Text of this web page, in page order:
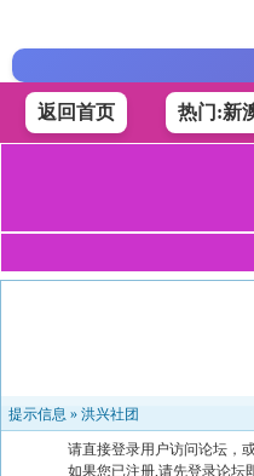
返回首页 热门:新
提示信息 » 洪兴社团
请直接登录用户访问论坛，
如果您已注册,请先登录论坛